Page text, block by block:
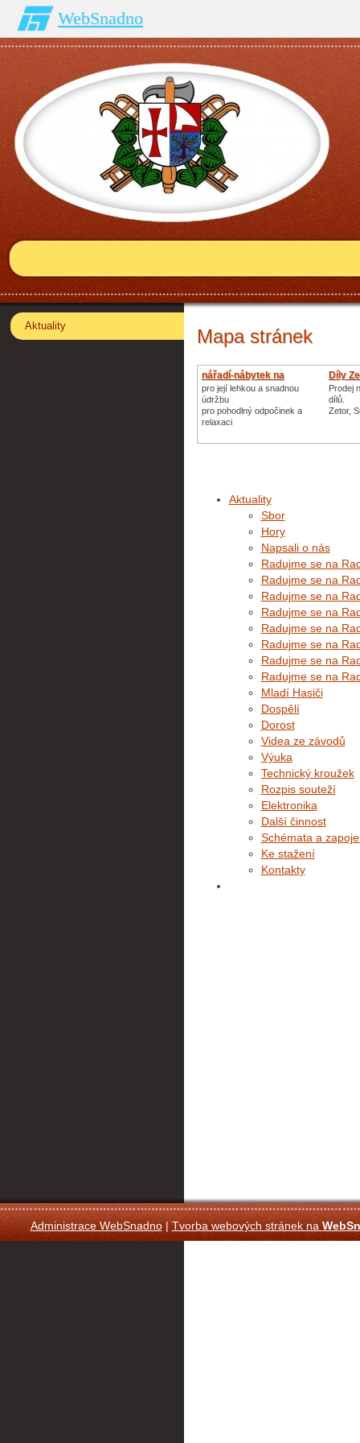
WebSnadno
Mapa stránek
nářadí-nábytek na
zahradu
pro její lehkou a snadnou
údržbu
pro pohodlný odpočinek a
relaxaci
Díly
Prodej
dílů.
Zetor,
Aktuality
Sbor
Hory
Napsali o nás
Radujme se na
Radujme se na
Radujme se na
Radujme se na
Radujme se na
Radujme se na
Radujme se na
Radujme se na
Mladí Hasiči
Dospělí
Dorost
Videa ze závodů
Výuka
Technický kroužek
Rozpis souteží
Elektronika
Další činnost
Schémata a
Ke stažení
Kontakty
Aktuality
Administrace WebSnadno|Tvorba webových stránek na